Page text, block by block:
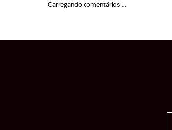
Carregando comentários ...